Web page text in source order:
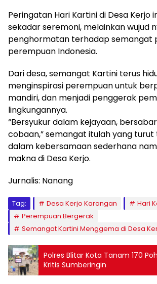
Peringatan Hari Kartini di Desa Kerjo
sekadar seremoni, melainkan wujud
penghormatan terhadap semangat
perempuan Indonesia.
Dari desa, semangat Kartini terus
menginspirasi perempuan untuk
mandiri, dan menjadi penggerak
lingkungannya.
“Bersyukur dalam kejayaan,
cobaan,” semangat itulah yang
dalam kebersamaan sederhana
makna di Desa Kerjo.
Jurnalis: Nanang
Tag: Desa Kerjo Karangan
Hari
Perempuan Bergerak
Semangat Kartini Menggema di Desa
Polres Blitar Kota Tanam 170
Kritis Sumberingin